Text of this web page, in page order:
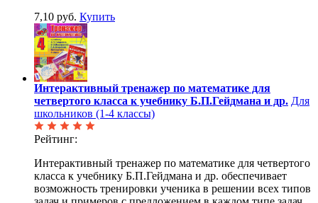
7,10 руб. Купить
Интерактивный тренажер по математике для
четвертого класса к учебнику Б.П.Гейдмана и др. Для
школьников (1-4 классы)
Рейтинг:
Интерактивный тренажер по математике для четвертого
класса к учебнику Б.П.Гейдмана и др. обеспечивает
возможность тренировки ученика в решении всех типов